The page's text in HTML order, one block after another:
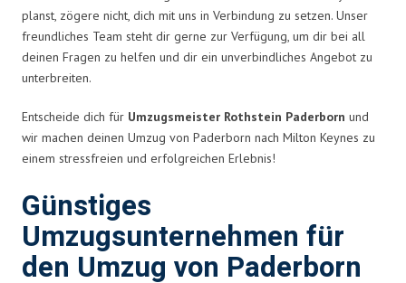
planst, zögere nicht, dich mit uns in Verbindung zu setzen. Unser
freundliches Team steht dir gerne zur Verfügung, um dir bei all
deinen Fragen zu helfen und dir ein unverbindliches Angebot zu
unterbreiten.
Entscheide dich für Umzugsmeister Rothstein Paderborn und
wir machen deinen Umzug von Paderborn nach Milton Keynes zu
einem stressfreien und erfolgreichen Erlebnis!
Günstiges
Umzugsunternehmen für
den Umzug von Paderborn